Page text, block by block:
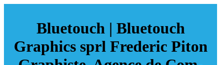
Bluetouch | Bluetouch
Graphics sprl Frederic Piton